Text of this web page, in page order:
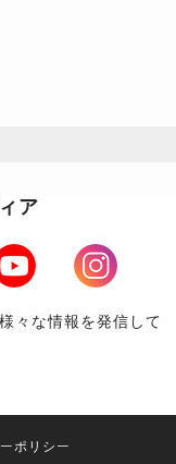
ア
Youtube
Instagram
々な情報を発信して
ポリシー